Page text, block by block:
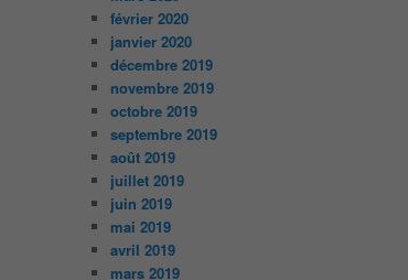
février 2020
janvier 2020
décembre 2019
novembre 2019
octobre 2019
septembre 2019
août 2019
juillet 2019
juin 2019
mai 2019
avril 2019
mars 2019